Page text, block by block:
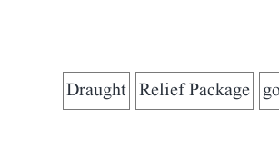
Relief Package
Draught